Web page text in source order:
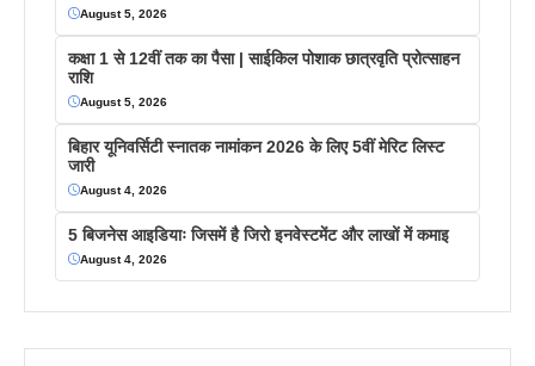
August 5, 2026
कक्षा 1 से 12वीं तक का पैसा | साईकिल पोशाक छात्रवृति प्रोत्साहन
राशि
August 5, 2026
बिहार यूनिवर्सिटी स्नातक नामांकन 2026 के लिए 5वीं मेरिट लिस्ट
जारी
August 4, 2026
5 बिजनेस आइडियाः जिसमें है जिरो इनवेस्टमेंट और लाखों में कमाइ
August 4, 2026